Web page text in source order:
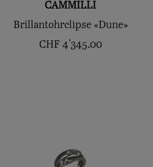
CAMMILLI
Brillantohrclipse «Dune»
CHF 4'345.00